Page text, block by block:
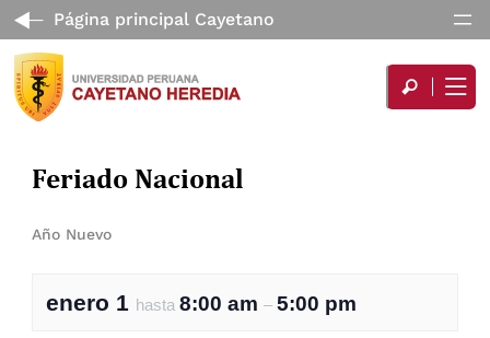
Página principal Cayetano
Feriado Nacional
Año Nuevo
enero 1 hasta8:00 am–5:00 pm